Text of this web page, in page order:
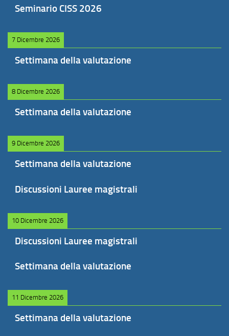
Seminario CISS 2026
7 Dicembre 2026
Settimana della valutazione
8 Dicembre 2026
Settimana della valutazione
9 Dicembre 2026
Settimana della valutazione
Discussioni Lauree magistrali
10 Dicembre 2026
Discussioni Lauree magistrali
Settimana della valutazione
11 Dicembre 2026
Settimana della valutazione